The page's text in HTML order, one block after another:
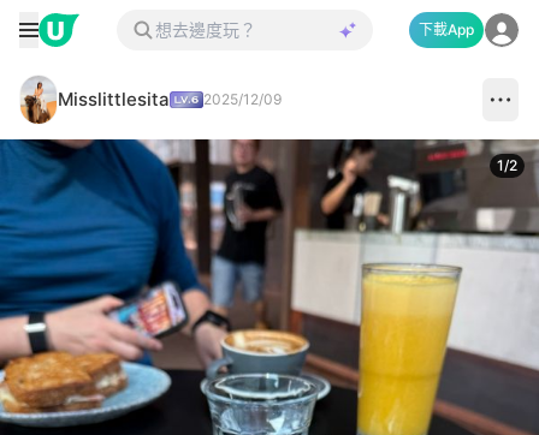
下載App
Misslittlesita 2025/12/09
1/2